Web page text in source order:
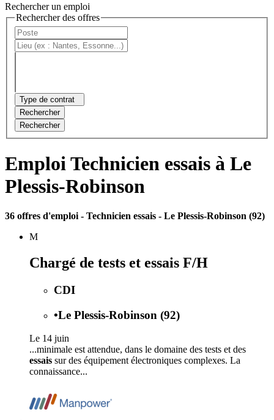
Rechercher un emploi
Rechercher des offres
Type de contrat
Rechercher
Rechercher
Emploi Technicien essais à Le
Plessis-Robinson
36 offres d'emploi - Technicien essais - Le Plessis-Robinson (92)
M
Chargé de tests et essais F/H
CDI
•Le Plessis-Robinson (92)
Le 14 juin
...minimale est attendue, dans le domaine des tests et des
essais sur des équipement électroniques complexes. La
connaissance...